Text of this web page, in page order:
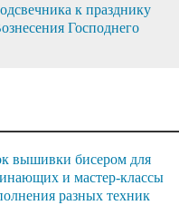
к празднику
Господнего
вышивки бисером для
и мастер-классы
разных техник